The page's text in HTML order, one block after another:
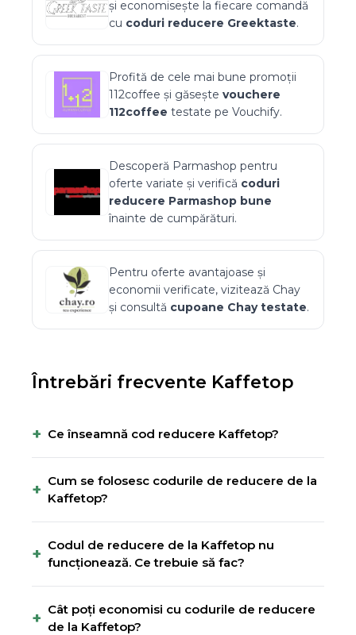
și economisește la fiecare comandă
cu coduri reducere Greektaste.
Profită de cele mai bune promoții
112coffee și găsește vouchere
112coffee testate pe Vouchify.
Descoperă Parmashop pentru
oferte variate și verifică coduri
reducere Parmashop bune
înainte de cumpărături.
Pentru oferte avantajoase și
economii verificate, vizitează Chay
și consultă cupoane Chaytestate.
Întrebări frecvente Kaffetop
+ Ce înseamnă cod reducere Kaffetop?
+ Cum se folosesc codurile de reducere de la
Kaffetop?
+ Codul de reducere de la Kaffetop nu
funcționează. Ce trebuie să fac?
+ Cât poți economisi cu codurile de reducere
de la Kaffetop?